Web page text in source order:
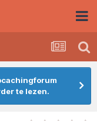
te lezen.